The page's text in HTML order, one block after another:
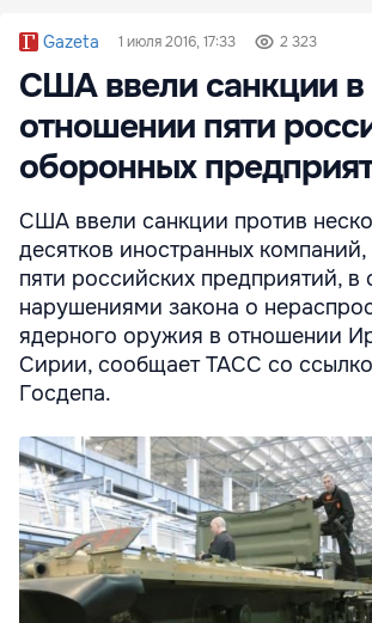
Gazeta 1 июля 2016, 17:33 2 323
США ввели санкции в
отношении пяти
оборонных
США ввели санкции против
десятков иностранных
пяти российских предприятий, в
нарушениями закона о
ядерного оружия в отношении
Сирии, сообщает ТАСС со
Госдепа.